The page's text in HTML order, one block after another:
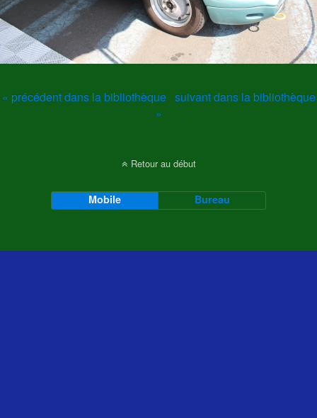
« précédent dans la bibliothèque suivant dans la bibliothèque
»
Retour au début
Mobile Bureau